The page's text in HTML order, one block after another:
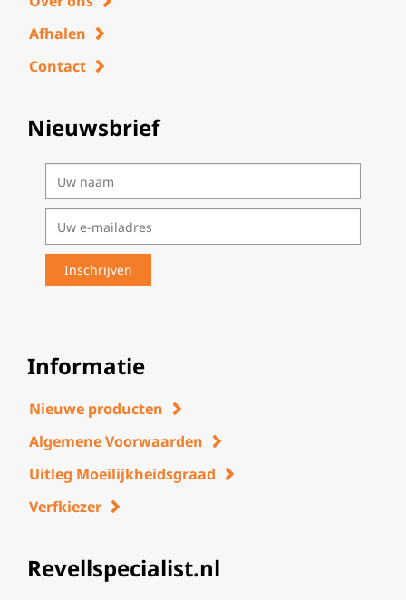
Afhalen
Contact
Nieuwsbrief
Informatie
Nieuwe producten
Algemene Voorwaarden
Uitleg Moeilijkheidsgraad
Verfkiezer
Revellspecialist.nl